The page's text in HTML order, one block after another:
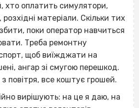
хто оплатить симулятори,
матеріали. Скільки тих
поки оператор навчиться
Треба ремонтну
щоб виїжджати на
ангар зі смугою перешкод.
повітря, все коштує грошей.
вирішують: на це я даю, на